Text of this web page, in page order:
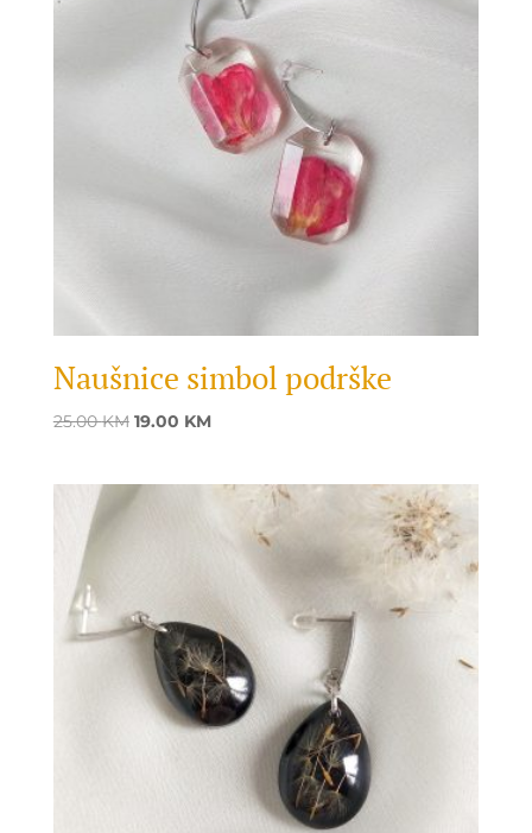
Naušnice simbol podrške
25.00KM Original
25.00 KM.
19.00 KMCurrent
19.00 KM.